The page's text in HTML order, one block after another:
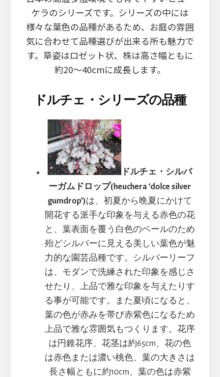
ケラのシリーズです。シリーズの中には
様々な葉色の品種があるため、お庭の雰囲
気に合わせて品種選びが出来る所も魅力で
す。草姿はロゼット状、株は高さ幅ともに
約20～40cmに成長します。
ドルチェ・シリーズの品種
ドルチェ・シルバ
ーガムドロップ(heuchera ‘dolce silver
gumdrop’)は、初夏から晩夏にかけて
開花する派手な印象を与える赤色の花
と、葉表面を覆う白色のベールのため
殆どシルバーに見える美しい葉色が魅
力的な園芸品種です。シルバーリーフ
は、モダンで洗練された印象を感じさ
せたり、上品で雅な印象を与えたりす
る事が可能です。また夏頃になると、
葉の色が赤みを帯び赤紫色になるため
上品で雅な雰囲気もつくります。花序
は円錐花序、花茎は約65cm、花の色
は赤色または濃い桃色、葉の大きさは
長さ幅ともに約10cm、葉の色は赤紫